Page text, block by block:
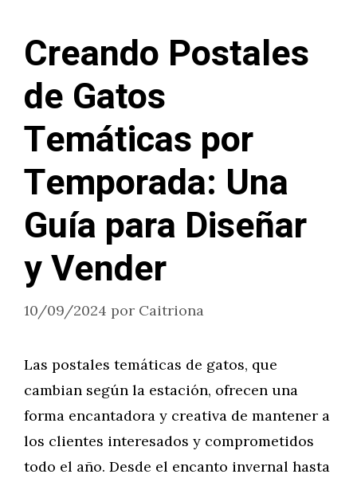
Creando Postales
de Gatos
Temáticas por
Temporada: Una
Guía para Diseñar
y Vender
10/09/2024 por Caitriona
Las postales temáticas de gatos, que
cambian según la estación, ofrecen una
forma encantadora y creativa de mantener a
los clientes interesados y comprometidos
todo el año. Desde el encanto invernal hasta